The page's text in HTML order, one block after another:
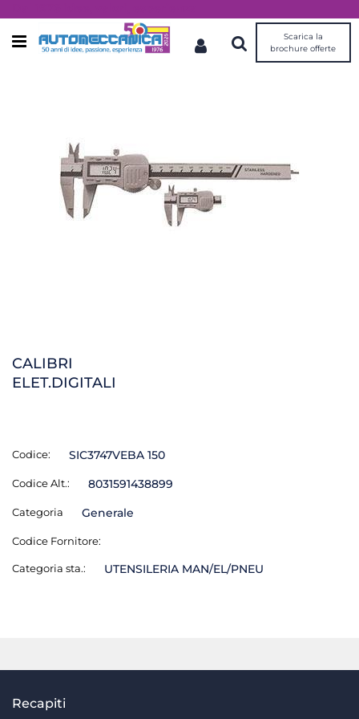
Open menu
Scarica la
brochure offerte
CALIBRI
ELET.DIGITALI
Codice: SIC3747VEBA 150
Codice Alt.: 8031591438899
Categoria Generale
Codice Fornitore:
Categoria sta.: UTENSILERIA MAN/EL/PNEU
Recapiti